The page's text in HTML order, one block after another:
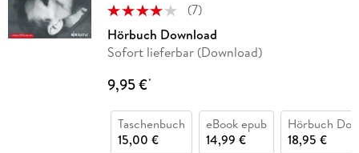
(7)
Hörbuch Download
Sofort lieferbar (Download)
9,95 €*
Taschenbuch
15,00 €
eBook epub
14,99 €
Hörbuch
18,95 €